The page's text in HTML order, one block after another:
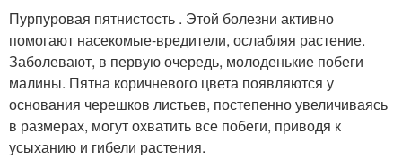
Пурпуровая пятнистость . Этой болезни активно
помогают насекомые-вредители, ослабляя растение.
Заболевают, в первую очередь, молоденькие побеги
малины. Пятна коричневого цвета появляются у
основания черешков листьев, постепенно увеличиваясь
в размерах, могут охватить все побеги, приводя к
усыханию и гибели растения.